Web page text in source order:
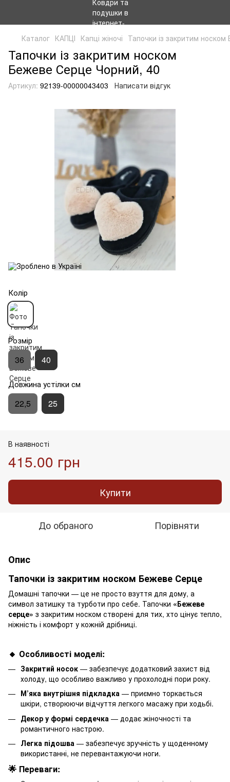
Каталог КАПЦІ Капці жіночі Тапочки із закритим
Тапочки із закритим носком
Бежеве Серце Чорний, 40
Артикул: 92139-00000043403 Написати відгук
Колір
Розмір
36 40
Довжина устілки см
22,5 25
В наявності
415.00 грн
Купити
До обраного Порівняти
Опис
Тапочки із закритим носком Бежеве Серце
Домашні тапочки — це не просто взуття для дому, а
символ затишку та турботи про себе. Тапочки «Бежеве
серце» з закритим носком створені для тих, хто цінує тепло,
ніжність і комфорт у кожній дрібниці.
🔸 Особливості моделі:
Закритий носок — забезпечує додатковий захист від
холоду, що особливо важливо у прохолодні пори року.
М’яка внутрішня підкладка — приємно торкається
шкіри, створюючи відчуття легкого масажу при ходьбі.
Декор у формі сердечка — додає жіночності та
романтичного настрою.
Легка підошва — забезпечує зручність у щоденному
використанні, не перевантажуючи ноги.
🌟 Переваги: